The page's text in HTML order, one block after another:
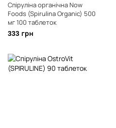
Спіруліна органічна Now
Foods (Spirulina Organic) 500
мг 100 таблеток
333 грн